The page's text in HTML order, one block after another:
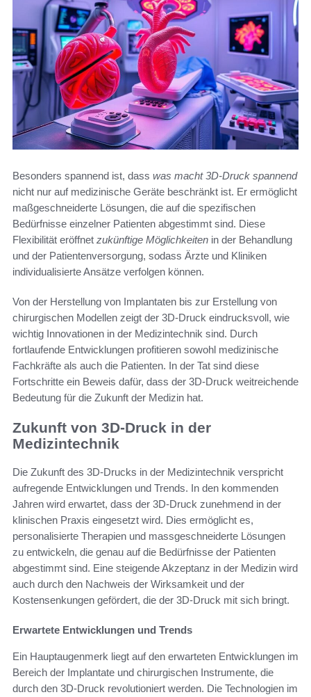
Besonders spannend ist, dass was macht 3D-Druck spannend
nicht nur auf medizinische Geräte beschränkt ist. Er ermöglicht
maßgeschneiderte Lösungen, die auf die spezifischen
Bedürfnisse einzelner Patienten abgestimmt sind. Diese
Flexibilität eröffnet zukünftige Möglichkeiten in der Behandlung
und der Patientenversorgung, sodass Ärzte und Kliniken
individualisierte Ansätze verfolgen können.
Von der Herstellung von Implantaten bis zur Erstellung von
chirurgischen Modellen zeigt der 3D-Druck eindrucksvoll, wie
wichtig Innovationen in der Medizintechnik sind. Durch
fortlaufende Entwicklungen profitieren sowohl medizinische
Fachkräfte als auch die Patienten. In der Tat sind diese
Fortschritte ein Beweis dafür, dass der 3D-Druck weitreichende
Bedeutung für die Zukunft der Medizin hat.
Zukunft von 3D-Druck in der
Medizintechnik
Die Zukunft des 3D-Drucks in der Medizintechnik verspricht
aufregende Entwicklungen und Trends. In den kommenden
Jahren wird erwartet, dass der 3D-Druck zunehmend in der
klinischen Praxis eingesetzt wird. Dies ermöglicht es,
personalisierte Therapien und massgeschneiderte Lösungen
zu entwickeln, die genau auf die Bedürfnisse der Patienten
abgestimmt sind. Eine steigende Akzeptanz in der Medizin wird
auch durch den Nachweis der Wirksamkeit und der
Kostensenkungen gefördert, die der 3D-Druck mit sich bringt.
Erwartete Entwicklungen und Trends
Ein Hauptaugenmerk liegt auf den erwarteten Entwicklungen im
Bereich der Implantate und chirurgischen Instrumente, die
durch den 3D-Druck revolutioniert werden. Die Technologien im